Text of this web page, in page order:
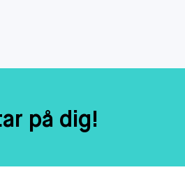
på dig!